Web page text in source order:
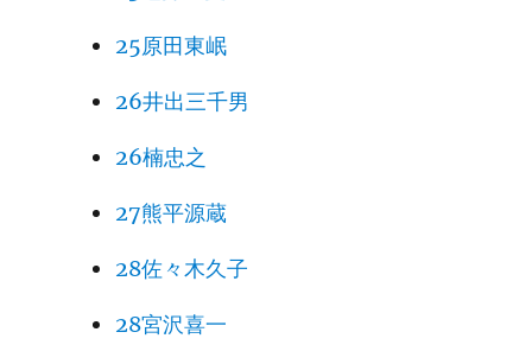
25原田東岷
26井出三千男
26楠忠之
27熊平源蔵
28佐々木久子
28宮沢喜一